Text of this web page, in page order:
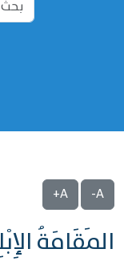
A-
A+
المَقَامَةُ